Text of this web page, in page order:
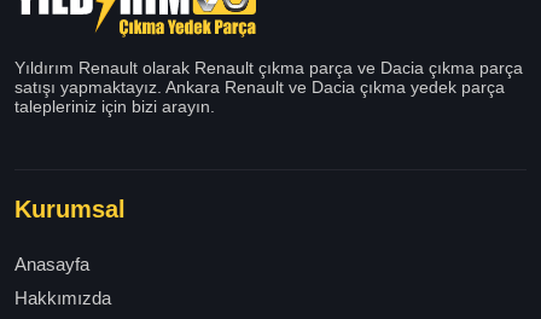
Yıldırım Renault olarak Renault çıkma parça ve Dacia çıkma parça
satışı yapmaktayız. Ankara Renault ve Dacia çıkma yedek parça
talepleriniz için bizi arayın.
Kurumsal
Anasayfa
Hakkımızda